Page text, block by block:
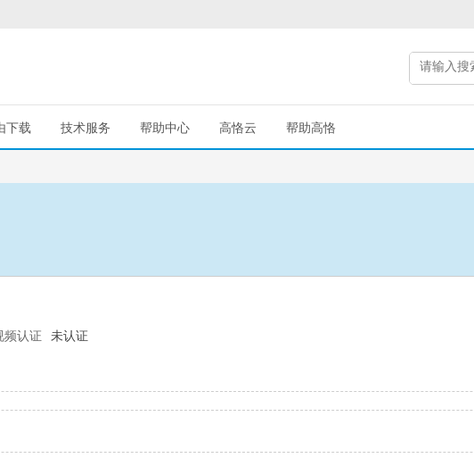
下载 技术服务 帮助中心 高恪云 帮助高恪
频认证 未认证